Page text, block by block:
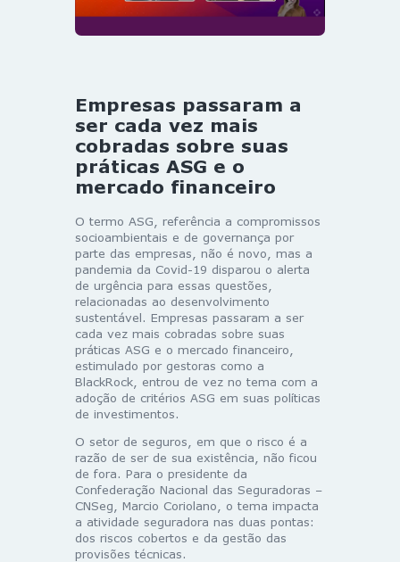
HOME
Empresas passaram a
ser cada vez mais
cobradas sobre suas
práticas ASG e o
mercado financeiro
O termo ASG, referência a compromissos
socioambientais e de governança por
parte das empresas, não é novo, mas a
pandemia da Covid-19 disparou o alerta
de urgência para essas questões,
relacionadas ao desenvolvimento
sustentável. Empresas passaram a ser
cada vez mais cobradas sobre suas
práticas ASG e o mercado financeiro,
estimulado por gestoras como a
BlackRock, entrou de vez no tema com a
adoção de critérios ASG em suas políticas
de investimentos.
O setor de seguros, em que o risco é a
razão de ser de sua existência, não ficou
de fora. Para o presidente da
Confederação Nacional das Seguradoras –
CNSeg, Marcio Coriolano, o tema impacta
a atividade seguradora nas duas pontas:
dos riscos cobertos e da gestão das
provisões técnicas.